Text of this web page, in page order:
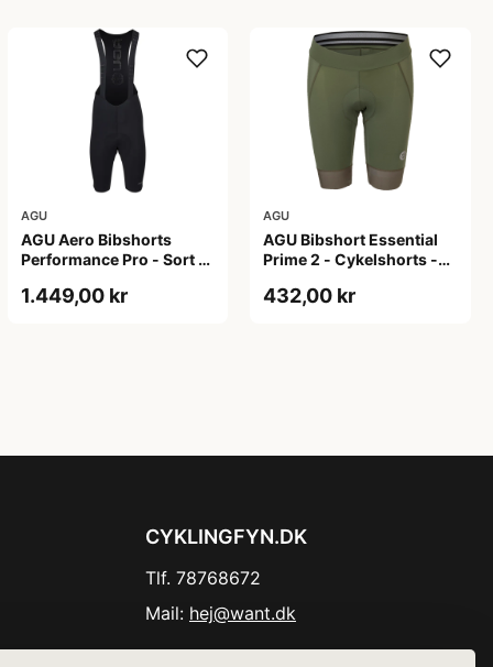
AGU
AGU Aero Bibshorts
Performance Pro - Sort -
1.449,00 kr
AGU
AGU Bibshort Essential
Prime 2 - Cykelshorts -
2XL
432,00 kr
CYKLINGFYN.DK
Tlf. 78768672
Mail: hej@want.dk